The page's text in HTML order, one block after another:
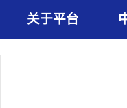
关于平台